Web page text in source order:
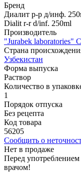
Бренд
Диалит р-р д/инф.
Dialit r-r d/inf. 250ml
Производитель
"Jurabek laboratories"
Страна
Узбекистан
Форма выпуска
Раствор
Количество в
1
Порядок отпуска
Без рецепта
Код товара
56205
Сообщить о
Нет в продаже
Перед употреблением
врачом!